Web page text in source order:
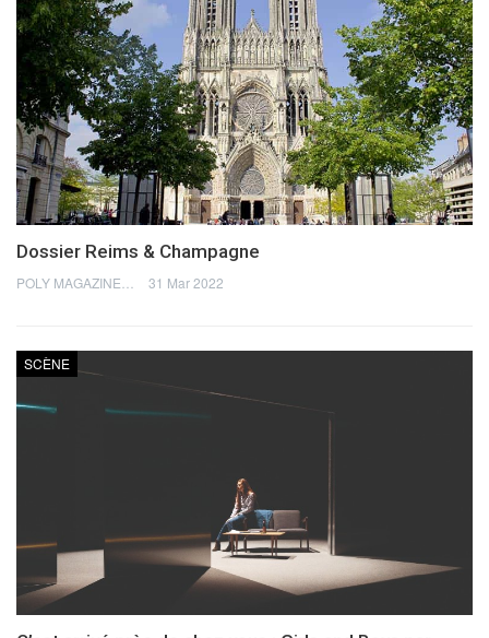
Dossier Reims & Champagne
31 Mar 2022
SCÈNE